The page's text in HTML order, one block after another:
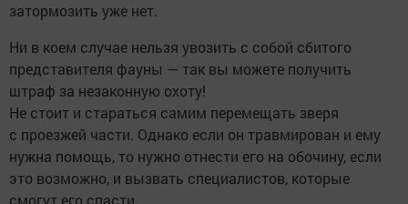
затормозить уже нет.
Ни в коем случае нельзя увозить с собой сбитого
представителя фауны — так вы можете получить
штраф за незаконную охоту!
Не стоит и стараться самим перемещать зверя
с проезжей части. Однако если он травмирован и ему
нужна помощь, то нужно отнести его на обочину, если
это возможно, и вызвать специалистов, которые
смогут его спасти.